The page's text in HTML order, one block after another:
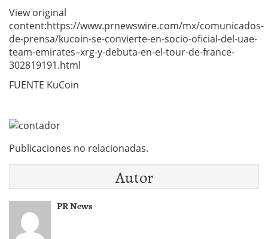
View original
content:https://www.prnewswire.com/mx/comunicados-
de-prensa/kucoin-se-convierte-en-socio-oficial-del-uae-
team-emirates–xrg-y-debuta-en-el-tour-de-france-
302819191.html
FUENTE KuCoin
Publicaciones no relacionadas.
Autor
PR News